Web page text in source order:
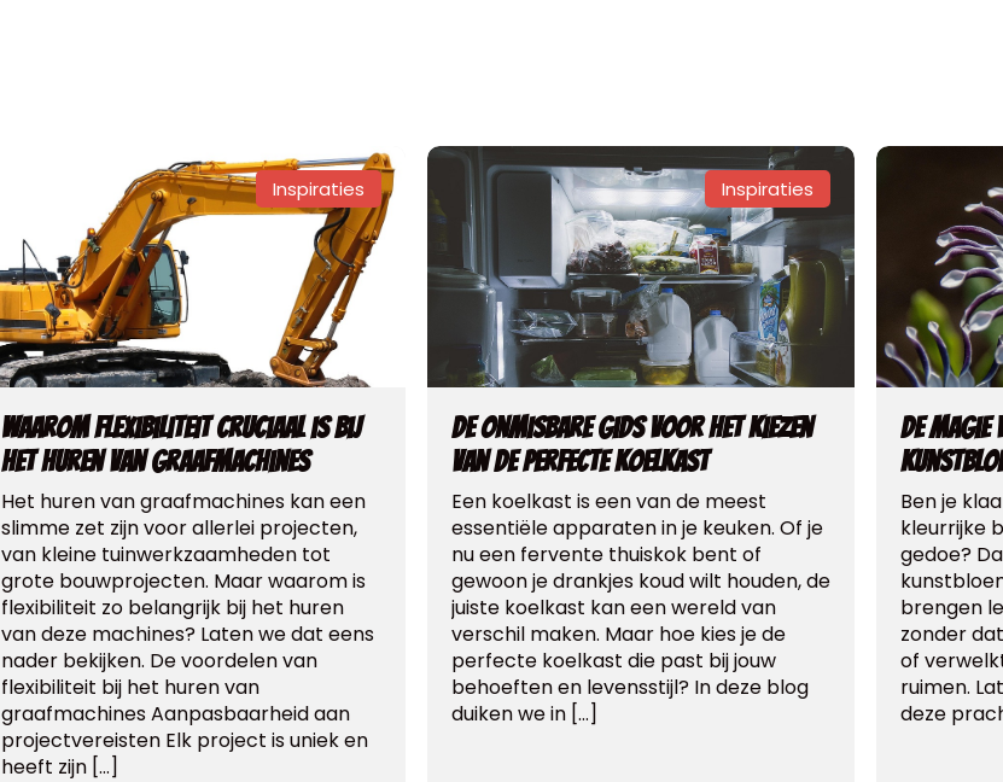
Inspiraties
Waarom flexibiliteit cruciaal is bij
het huren van graafmachines
Het huren van graafmachines kan een
slimme zet zijn voor allerlei projecten,
van kleine tuinwerkzaamheden tot
grote bouwprojecten. Maar waarom is
flexibiliteit zo belangrijk bij het huren
van deze machines? Laten we dat eens
nader bekijken. De voordelen van
flexibiliteit bij het huren van
graafmachines Aanpasbaarheid aan
projectvereisten Elk project is uniek en
heeft zijn […]
Inspiraties
De onmisbare gids voor het kiezen
van de perfecte koelkast
Een koelkast is een van de meest
essentiële apparaten in je keuken. Of je
nu een fervente thuiskok bent of
gewoon je drankjes koud wilt houden, de
juiste koelkast kan een wereld van
verschil maken. Maar hoe kies je de
perfecte koelkast die past bij jouw
behoeften en levensstijl? In deze blog
duiken we in […]
De
Ben je
kleurrijke
gedoe?
brengen
zonder
of
ruimen.
deze